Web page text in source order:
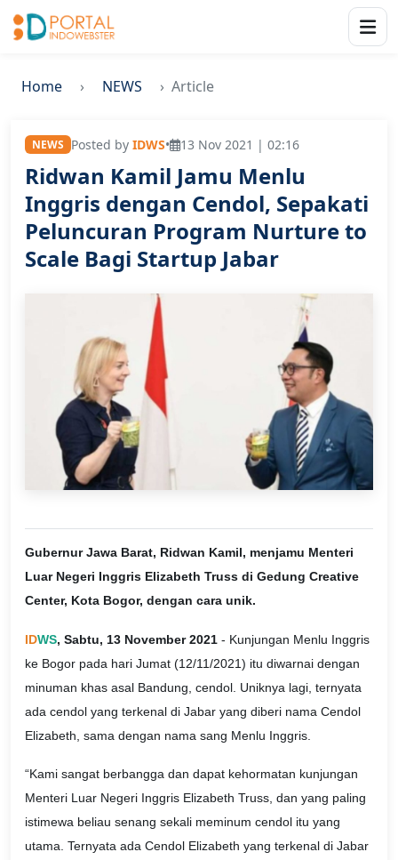
Home NEWS Article
NEWS Posted by IDWS• 13 Nov 2021 | 02:16
Ridwan Kamil Jamu Menlu
Inggris dengan Cendol, Sepakati
Peluncuran Program Nurture to
Scale Bagi Startup Jabar
Gubernur Jawa Barat, Ridwan Kamil, menjamu Menteri
Luar Negeri Inggris Elizabeth Truss di Gedung Creative
Center, Kota Bogor, dengan cara unik.
IDWS, Sabtu, 13 November 2021 - Kunjungan Menlu Inggris
ke Bogor pada hari Jumat (12/11/2021) itu diwarnai dengan
minuman khas asal Bandung, cendol. Uniknya lagi, ternyata
ada cendol yang terkenal di Jabar yang diberi nama Cendol
Elizabeth, sama dengan nama sang Menlu Inggris.
“Kami sangat berbangga dan dapat kehormatan kunjungan
Menteri Luar Negeri Inggris Elizabeth Truss, dan yang paling
istimewa beliau senang sekali meminum cendol itu yang
utama. Ternyata ada Cendol Elizabeth yang terkenal di Jabar